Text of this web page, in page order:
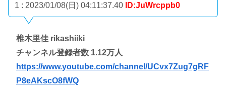
1 : 2023/01/08(日) 04:11:37.40 ID:JuWrcppb0
椎木里佳 rikashiiki
チャンネル登録者数 1.12万人
https://www.youtube.com/channel/UCvx7Zug7gRF
P8eAKscO8fWQ